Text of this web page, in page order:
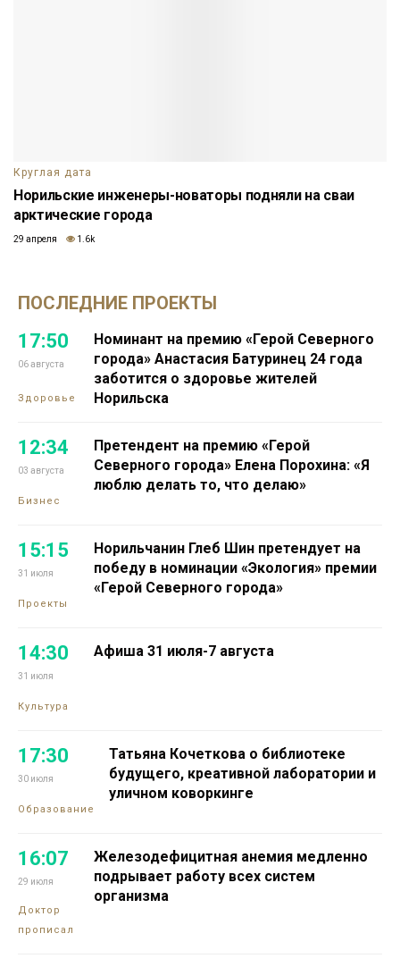
Круглая дата
Норильские инженеры-новаторы подняли на сваи
арктические города
29 апреля 1.6k
ПОСЛЕДНИЕ ПРОЕКТЫ
17:50
06 августа
Здоровье
Номинант на премию «Герой Северного
города» Анастасия Батуринец 24 года
заботится о здоровье жителей
Норильска
12:34
03 августа
Бизнес
Претендент на премию «Герой
Северного города» Елена Порохина: «Я
люблю делать то, что делаю»
15:15
31 июля
Проекты
Норильчанин Глеб Шин претендует на
победу в номинации «Экология» премии
«Герой Северного города»
14:30
31 июля
Культура
Афиша 31 июля-7 августа
17:30
30 июля
Образование
Татьяна Кочеткова о библиотеке
будущего, креативной лаборатории и
уличном коворкинге
16:07
29 июля
Доктор
прописал
Железодефицитная анемия медленно
подрывает работу всех систем
организма